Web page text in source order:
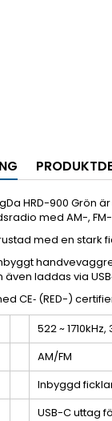
HRD-900 Grön
med AM-,
med en stark
även laddas via
CE‑ (RED-)
522 ~ 1710kHz,
AM/FM
Inbyggd
USB-C uttag